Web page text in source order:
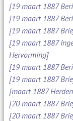
[19 maart 1887
[19 maart 1887
[19 maart 1887
[19 maart 1887
Hervorming]
[19 maart 1887
[19 maart 1887
[maart 1887
[20 maart 1887
[20 maart 1887